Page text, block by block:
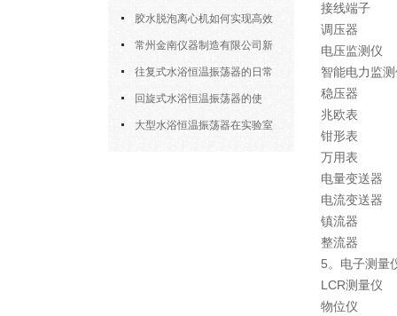
胶水脱泡离心机如何实现高效
脱泡常州金南仪器制造有限公司新
年开门大吉
往复式水浴恒温振荡器的日常
使用回旋式水浴恒温振荡器的使
用，方法其实很简单
大型水浴恒温振荡器在实验室
接线端子
调压器
电压监测仪
智能电力监
稳压器
兆欧表
钳形表
万用表
电量变送器
电流变送器
镇流器
整流器
5。电子测量
LCR测量仪
物位仪